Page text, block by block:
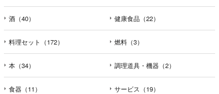
酒（40） 健康食品（22）
料理セット（172） 燃料（3）
本（34） 調理道具・機器（2）
食器（11） サービス（19）